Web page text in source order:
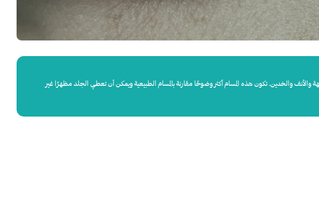
والأنف والخدين. تكون هذه المسام أكثر وضوحًا مقارنة بالمسام الطبيعية ويمكن أن تعطي الجلد مظهرًا غير